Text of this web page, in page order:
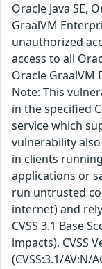
Oracle Java SE,
GraalVM
unauthorized
access to all
Oracle GraalVM
Note: This
in the specified
service which
vulnerability
in clients
applications or
run untrusted
internet) and
CVSS 3.1 Base
impacts). CVSS
(CVSS:3.1/AV:N/